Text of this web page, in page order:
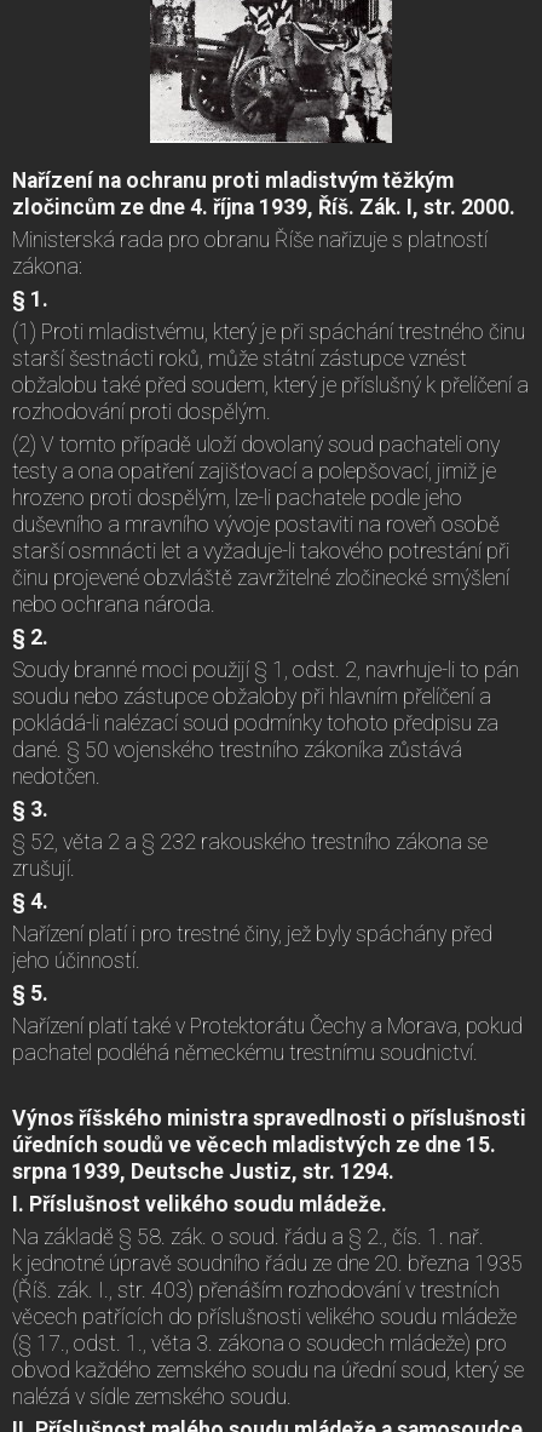
Nařízení na ochranu proti mladistvým těžkým
zločincům ze dne 4. října 1939, Říš. Zák. I, str. 2000.
Ministerská rada pro obranu Říše nařizuje s platností
zákona:
§ 1.
(1) Proti mladistvému, který je při spáchání trestného činu
starší šestnácti roků, může státní zástupce vznést
obžalobu také před soudem, který je příslušný k přelíčení a
rozhodování proti dospělým.
(2) V tomto případě uloží dovolaný soud pachateli ony
testy a ona opatření zajišťovací a polepšovací, jimiž je
hrozeno proti dospělým, lze-li pachatele podle jeho
duševního a mravního vývoje postaviti na roveň osobě
starší osmnácti let a vyžaduje-li takového potrestání při
činu projevené obzvláště zavržitelné zločinecké smýšlení
nebo ochrana národa.
§ 2.
Soudy branné moci použijí § 1, odst. 2, navrhuje-li to pán
soudu nebo zástupce obžaloby při hlavním přelíčení a
pokládá-li nalézací soud podmínky tohoto předpisu za
dané. § 50 vojenského trestního zákoníka zůstává
nedotčen.
§ 3.
§ 52, věta 2 a § 232 rakouského trestního zákona se
zrušují.
§ 4.
Nařízení platí i pro trestné činy, jež byly spáchány před
jeho účinností.
§ 5.
Nařízení platí také v Protektorátu Čechy a Morava, pokud
pachatel podléhá německému trestnímu soudnictví.
Výnos říšského ministra spravedlnosti o příslušnosti
úředních soudů ve věcech mladistvých ze dne 15.
srpna 1939, Deutsche Justiz, str. 1294.
I. Příslušnost velikého soudu mládeže.
Na základě § 58. zák. o soud. řádu a § 2., čís. 1. nař.
k jednotné úpravě soudního řádu ze dne 20. března 1935
(Říš. zák. I., str. 403) přenáším rozhodování v trestních
věcech patřících do příslušnosti velikého soudu mládeže
(§ 17., odst. 1., věta 3. zákona o soudech mládeže) pro
obvod každého zemského soudu na úřední soud, který se
nalézá v sídle zemského soudu.